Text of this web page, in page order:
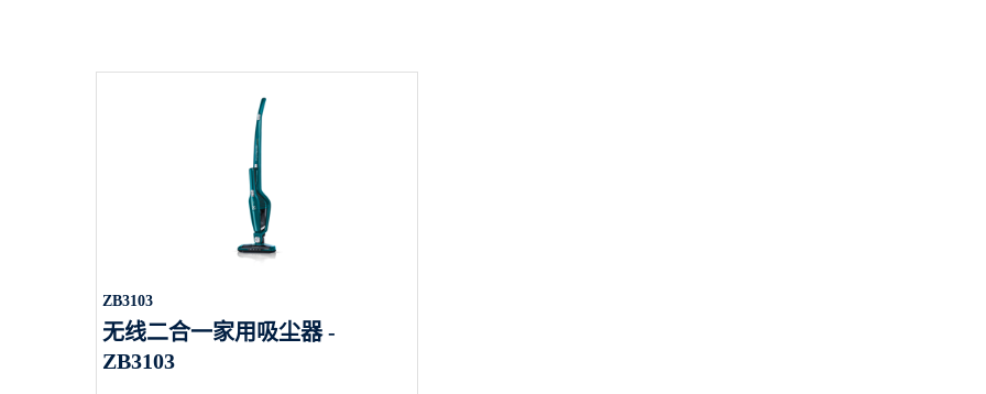
ZB3103
无线二合一家用吸尘器 -
ZB3103